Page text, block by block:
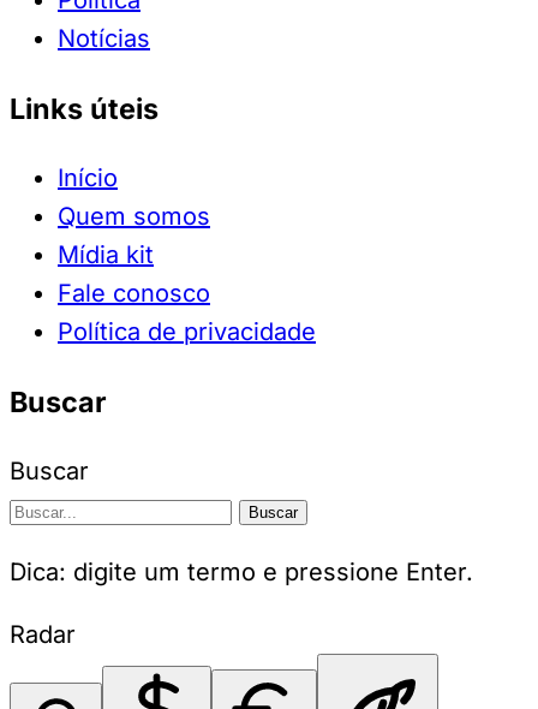
Notícias
Links úteis
Início
Quem somos
Mídia kit
Fale conosco
Política de privacidade
Buscar
Buscar
Buscar
Dica: digite um termo e pressione Enter.
Radar